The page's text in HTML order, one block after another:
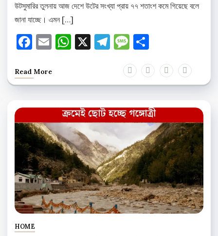
উটসুমারির তুলনায় আজ দেশে উটের সংখ্যা প্রায় ৭৭ শতাংশ কমে গিয়েছে বলে
জানা যাচ্ছে। এমন […]
Facebook
EmailWhatsApp
X Telegram
Message
Read More
HOME